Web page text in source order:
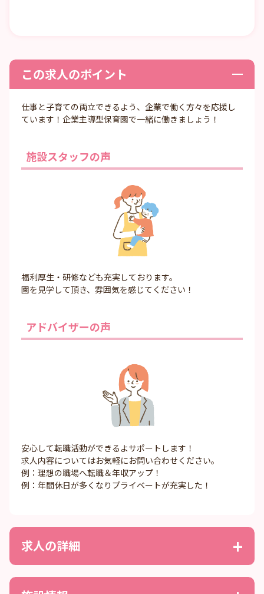
この求人のポイント
仕事と子育ての両立できるよう、企業で働く方々を応援し
ています！企業主導型保育園で一緒に働きましょう！
施設スタッフの声
福利厚生・研修なども充実しております。
園を見学して頂き、雰囲気を感じてください！
アドバイザーの声
安心して転職活動ができるよサポートします！
求人内容についてはお気軽にお問い合わせください。
例：理想の職場へ転職＆年収アップ！
例：年間休日が多くなりプライベートが充実した！
求人の詳細